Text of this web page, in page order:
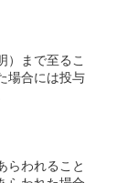
）まで至るこ
場合には投与
らわれること